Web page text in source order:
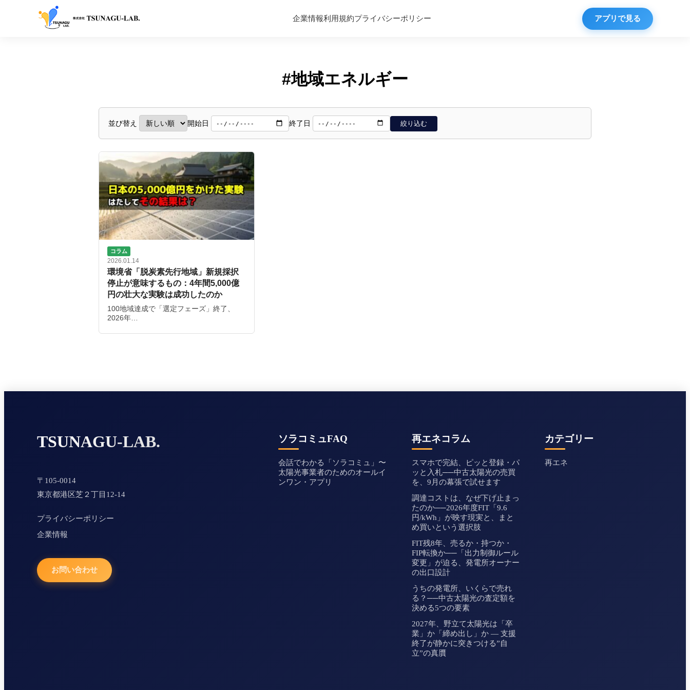
企業情報利用規約プライバシーポリシー アプリで見る
#地域エネルギー
並び替え 開始日 終了日 絞り込む
コラム
2026.01.14
環境省「脱炭素先行地域」新規採択
停止が意味するもの：4年間5,000億
円の壮大な実験は成功したのか
100地域達成で「選定フェーズ」終了、
2026年…
TSUNAGU‑LAB.
〒105-0014
東京都港区芝２丁目12-14
プライバシーポリシー
企業情報
お問い合わせ
ソラコミュFAQ
会話でわかる「ソラコミュ」〜
太陽光事業者のためのオールイ
ンワン・アプリ
再エネコラム
スマホで完結、ピッと登録・パ
ッと入札──中古太陽光の売買
を、9月の幕張で試せます
調達コストは、なぜ下げ止まっ
たのか──2026年度FIT「9.6
円/kWh」が映す現実と、まと
め買いという選択肢
FIT残8年、売るか・持つか・
FIP転換か──「出力制御ルール
変更」が迫る、発電所オーナー
の出口設計
うちの発電所、いくらで売れ
る？──中古太陽光の査定額を
決める5つの要素
2027年、野立て太陽光は「卒
業」か「締め出し」か ― 支援
終了が静かに突きつける”自
立”の真贋
カテゴリー
再エネ